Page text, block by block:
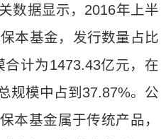
数据显示，2016年上半
本基金，发行数量占比
计为1473.43亿元，在
规模中占到37.87%。公
本基金属于传统产品，